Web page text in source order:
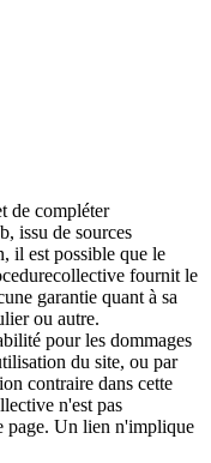
de compléter
issu de sources
il est possible que le
fournit le
garantie quant à sa
ou autre.
pour les dommages
du site, ou par
contraire dans cette
n'est pas
page. Un lien n'implique